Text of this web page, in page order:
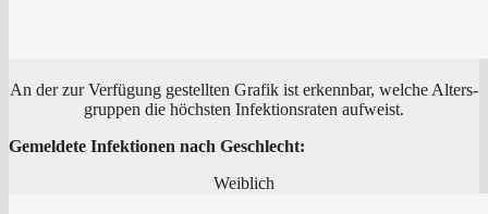
An der zur Ver­fü­gung gestell­ten Gra­fik ist erkenn­bar, wel­che Alters­
grup­pen die höchs­ten Infek­ti­ons­ra­ten aufweist.
Gemel­de­te Infek­tio­nen nach Geschlecht:
Weib­lich